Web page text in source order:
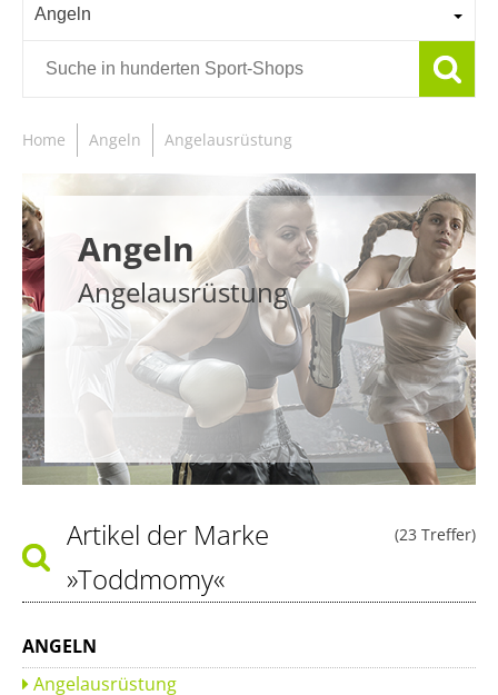
Angeln
Home Angeln Angelausrüstung
Angeln
Angelausrüstung
(23 Treffer)
Artikel der Marke
»Toddmomy«
ANGELN
Angelausrüstung